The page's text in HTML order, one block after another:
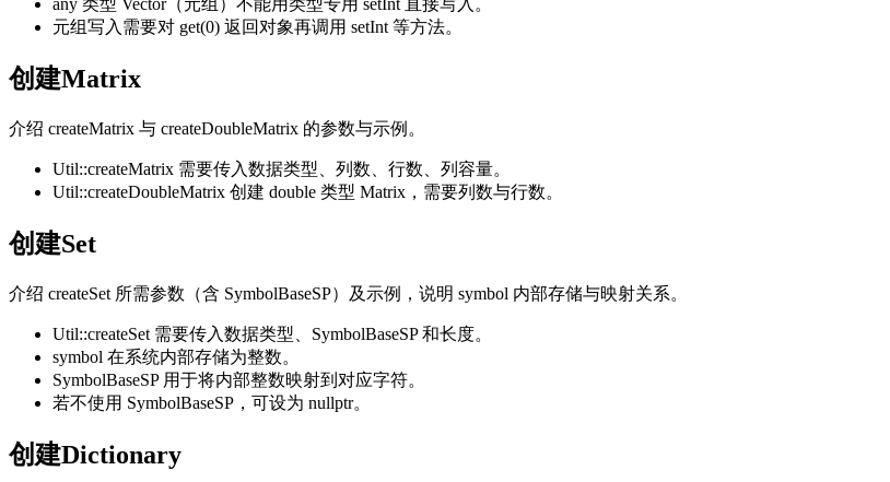
any 类型 Vector（元组）不能用类型专用 setInt 直接写入。
元组写入需要对 get(0) 返回对象再调用 setInt 等方法。
创建Matrix
介绍 createMatrix 与 createDoubleMatrix 的参数与示例。
Util::createMatrix 需要传入数据类型、列数、行数、列容量。
Util::createDoubleMatrix 创建 double 类型 Matrix，需要列数与行数。
创建Set
介绍 createSet 所需参数（含 SymbolBaseSP）及示例，说明 symbol 内部存储与映射关系。
Util::createSet 需要传入数据类型、SymbolBaseSP 和长度。
symbol 在系统内部存储为整数。
SymbolBaseSP 用于将内部整数映射到对应字符。
若不使用 SymbolBaseSP，可设为 nullptr。
创建Dictionary